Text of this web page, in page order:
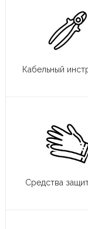
Кабельный
Средства